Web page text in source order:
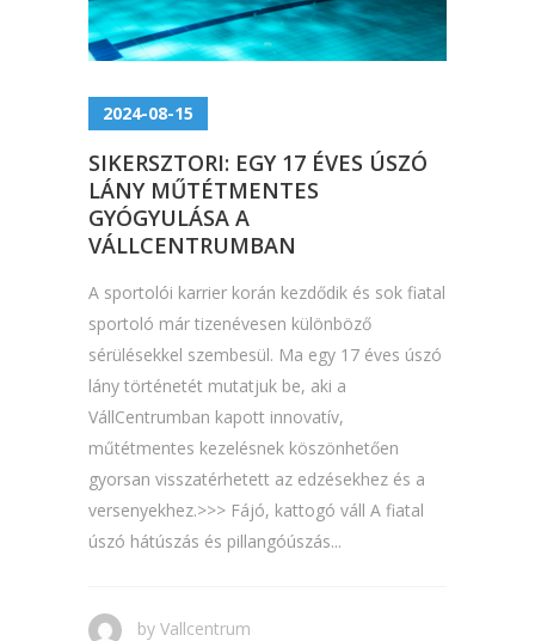
2024-08-15
SIKERSZTORI: EGY 17 ÉVES ÚSZÓ
LÁNY MŰTÉTMENTES
GYÓGYULÁSA A
VÁLLCENTRUMBAN
A sportolói karrier korán kezdődik és sok fiatal
sportoló már tizenévesen különböző
sérülésekkel szembesül. Ma egy 17 éves úszó
lány történetét mutatjuk be, aki a
VállCentrumban kapott innovatív,
műtétmentes kezelésnek köszönhetően
gyorsan visszatérhetett az edzésekhez és a
versenyekhez.>>> Fájó, kattogó váll A fiatal
úszó hátúszás és pillangóúszás...
by Vallcentrum